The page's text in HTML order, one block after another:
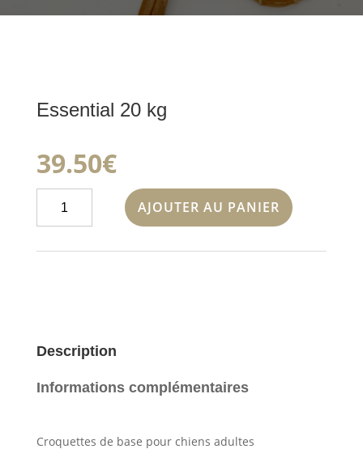
Essential 20 kg
39.50€
20
AJOUTER AU PANIER
Description
Informations complémentaires
Croquettes de base pour chiens adultes